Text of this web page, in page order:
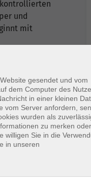
und
mit
gesendet und vom
dem Computer des
in einer kleinen
vom Server anfordern,
wurden als
zu merken
willigen Sie in die
in unseren